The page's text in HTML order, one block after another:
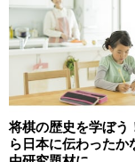
将棋の神は、い
もしれぬが、究
ステージを用意
税(ちから)。こ
の、その棋力は
一方、ソフトの
AWAKE。本年、
将棋の歴史を学ぼう
ら日本に伝わったか